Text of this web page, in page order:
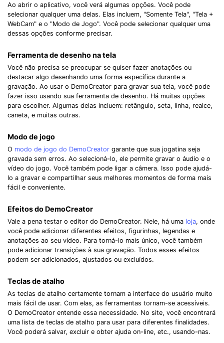
Ao abrir o aplicativo, você verá algumas opções. Você pode
selecionar qualquer uma delas. Elas incluem, "Somente Tela", "Tela +
WebCam" e o "Modo de Jogo". Você pode selecionar qualquer uma
dessas opções conforme precisar.
Ferramenta de desenho na tela
Você não precisa se preocupar se quiser fazer anotações ou
destacar algo desenhando uma forma específica durante a
gravação. Ao usar o DemoCreator para gravar sua tela, você pode
fazer isso usando sua ferramenta de desenho. Há muitas opções
para escolher. Algumas delas incluem: retângulo, seta, linha, realce,
caneta, e muitas outras.
Modo de jogo
O modo de jogo do DemoCreator garante que sua jogatina seja
gravada sem erros. Ao selecioná-lo, ele permite gravar o áudio e o
vídeo do jogo. Você também pode ligar a câmera. Isso pode ajudá-
lo a gravar e compartilhar seus melhores momentos de forma mais
fácil e conveniente.
Efeitos do DemoCreator
Vale a pena testar o editor do DemoCreator. Nele, há uma loja, onde
você pode adicionar diferentes efeitos, figurinhas, legendas e
anotações ao seu vídeo. Para torná-lo mais único, você também
pode adicionar transições à sua gravação. Todos esses efeitos
podem ser adicionados, ajustados ou excluídos.
Teclas de atalho
As teclas de atalho certamente tornam a interface do usuário muito
mais fácil de usar. Com elas, as ferramentas tornam-se acessíveis.
O DemoCreator entende essa necessidade. No site, você encontrará
uma lista de teclas de atalho para usar para diferentes finalidades.
Você poderá salvar, excluir e obter ajuda on-line, etc., usando-nas.